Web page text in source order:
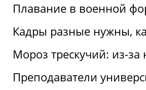
Плавание в военной
Кадры разные нужны,
Мороз трескучий: из-
Преподаватели